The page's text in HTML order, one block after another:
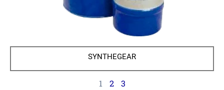
SYNTHЕGEAR
1 2 3